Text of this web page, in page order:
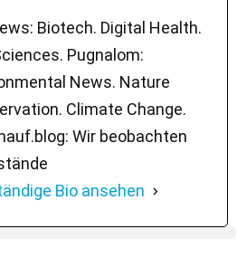
Biotech. Digital Health.
Pugnalom:
News. Nature
Climate Change.
Wir beobachten
Bio ansehen